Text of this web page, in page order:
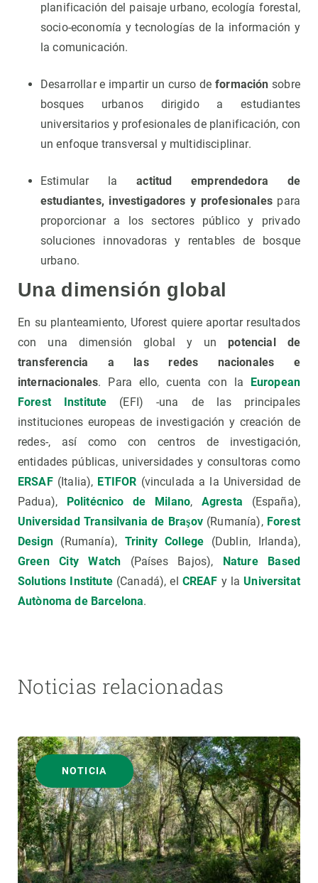
planificación del paisaje urbano, ecología forestal,
socio-economía y tecnologías de la información y
la comunicación.
Desarrollar e impartir un curso de formación sobre
bosques urbanos dirigido a estudiantes
universitarios y profesionales de planificación, con
un enfoque transversal y multidisciplinar.
Estimular laactitud emprendedora de
estudiantes, investigadores y profesionalespara
proporcionar a los sectores público y privado
soluciones innovadoras y rentables de bosque
urbano.
Una dimensión global
En su planteamiento, Uforest quiere aportar resultados
con una dimensión global y unpotencial de
transferencia a las redes nacionales e
internacionales. Para ello, cuenta con la
European
Forest Institute (EFI) -una de las principales
instituciones europeas de investigación y creación de
redes-, así como con centros de investigación,
entidades públicas, universidades y consultoras como
ERSAF (Italia), ETIFOR (vinculada a la Universidad de
Padua),
Politécnico de Milano, Agresta
(España),
Universidad Transilvania de Braşov(Rumanía), Forest
Design(Rumanía), Trinity College (Dublin, Irlanda),
Green City Watch (Países Bajos),
Nature Based
Solutions Institute(Canadá), el CREAF y laUniversitat
Autònoma de Barcelona.
Noticias relacionadas
NOTICIA